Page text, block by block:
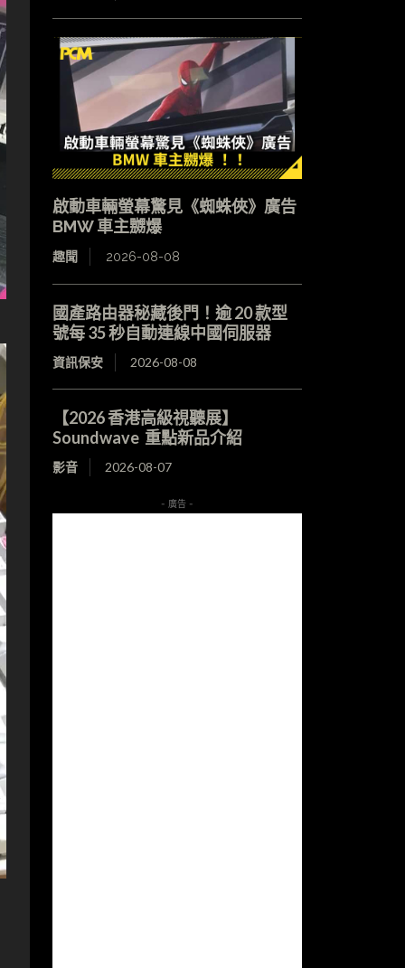
啟動車輛螢幕驚見《蜘蛛俠》廣告
BMW 車主嬲爆
趣聞 2026-08-08
國產路由器秘藏後門！逾 20 款型
號每 35 秒自動連線中國伺服器
資訊保安 2026-08-08
【2026 香港高級視聽展】
Soundwave 重點新品介紹
影音 2026-08-07
- 廣告 -